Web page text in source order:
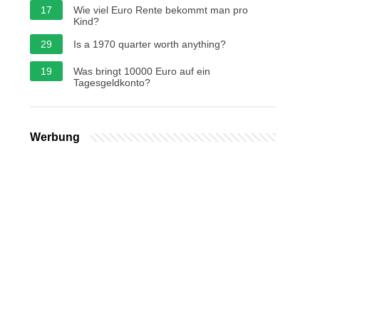
17
Wie viel Euro Rente bekommt man pro
Kind?
29
Is a 1970 quarter worth anything?
19
Was bringt 10000 Euro auf ein
Tagesgeldkonto?
Werbung